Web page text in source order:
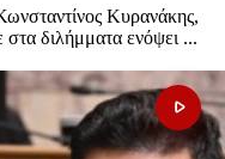
Κυρανάκης,
στα διλήμματα ενόψει ...